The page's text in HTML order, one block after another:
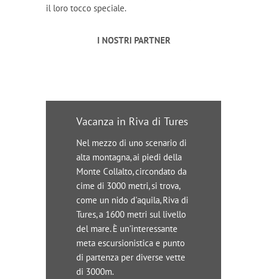
il loro tocco speciale.
I NOSTRI PARTNER
Vacanza in Riva di Tures
Nel mezzo di uno scenario di
alta montagna, ai piedi della
Monte Collalto, circondato da
cime di 3000 metri, si trova,
come un nido d'aquila, Riva di
Tures, a 1600 metri sul livello
del mare. È un'interessante
meta escursionistica e punto
di partenza per diverse vette
di 3000m.